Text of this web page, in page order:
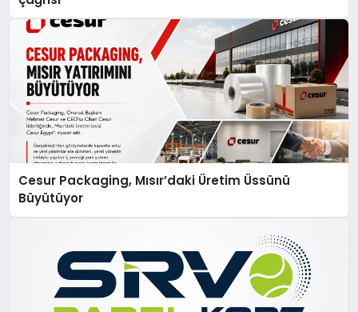
Cesur Packaging, Mısır’daki Üretim Üssünü
Büyütüyor